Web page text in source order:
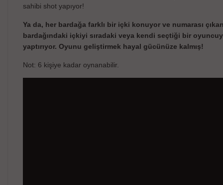
sahibi shot yapıyor!
Ya da, her bardağa farklı bir içki konuyor ve numarası
bardağındaki içkiyi sıradaki veya kendi seçtiği bir
yaptırıyor. Oyunu geliştirmek hayal gücünüze kalmış!
Not: 6 kişiye kadar oynanabilir.